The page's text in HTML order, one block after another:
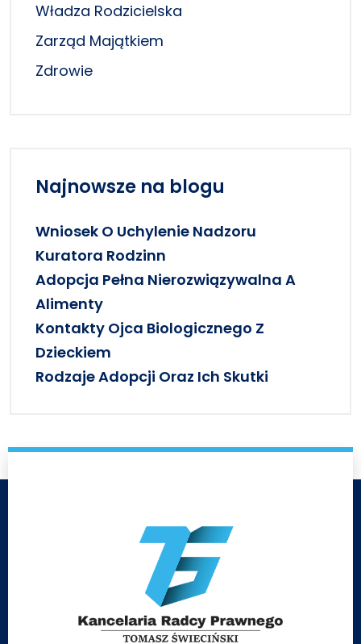
Władza Rodzicielska
Zarząd Majątkiem
Zdrowie
Najnowsze na blogu
Wniosek O Uchylenie Nadzoru
Kuratora Rodzinn
Adopcja Pełna Nierozwiązywalna A
Alimenty
Kontakty Ojca Biologicznego Z
Dzieckiem
Rodzaje Adopcji Oraz Ich Skutki